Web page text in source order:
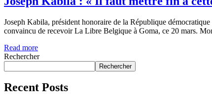
Joseph Kabila, président honoraire de la République
convaincu de recevoir La Libre Belgique à Goma, ce 20 mars.
Read more
Rechercher
Rechercher
Recent Posts